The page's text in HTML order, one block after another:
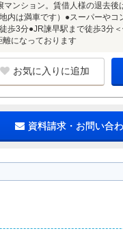
ンション。賃借人様の退去後
内は満車です）●スーパーや
歩3分●JR諫早駅まで徒歩3分
になっております
お気に入りに追加
資料請求・お問い合